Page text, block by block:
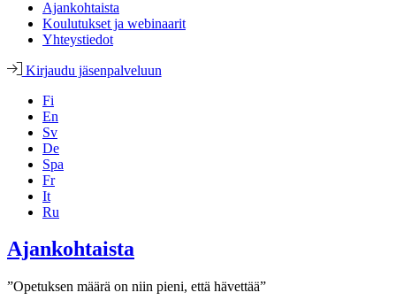
Ajankohtaista
Koulutukset ja webinaarit
Yhteystiedot
Kirjaudu jäsenpalveluun
Fi
En
Sv
De
Spa
Fr
It
Ru
Ajankohtaista
”Opetuksen määrä on niin pieni, että hävettää”